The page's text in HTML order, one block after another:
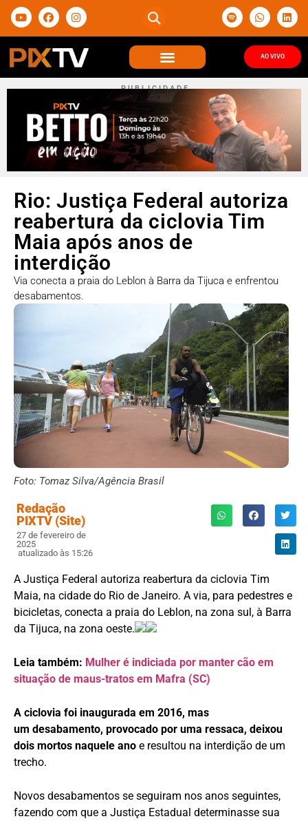
AO VIVO
P U B L I C I D A D E
Rio: Justiça Federal autoriza
reabertura da ciclovia Tim
Maia após anos de
interdição
Via conecta a praia do Leblon à Barra da Tijuca e enfrentou
desabamentos.
Foto: Tomaz Silva/Agência Brasil
Redação
PIXTV (Site)
27 de fevereiro de
2025
atualizado às 15:26
A Justiça Federal autoriza reabertura da ciclovia Tim
Maia, na cidade do Rio de Janeiro. A via, para pedestres e
bicicletas, conecta a praia do Leblon, na zona sul, à Barra
da Tijuca, na zona oeste.
Leia também: Mulher é indiciada por manter cão em
situação de maus-tratos em Mafra (SC)
A ciclovia foi inaugurada em 2016, mas
um desabamento, provocado por uma ressaca, deixou
dois mortos naquele ano e resultou na interdição de um
trecho.
Novos desabamentos se seguiram nos anos seguintes,
fazendo com que a Justiça Estadual determinasse sua